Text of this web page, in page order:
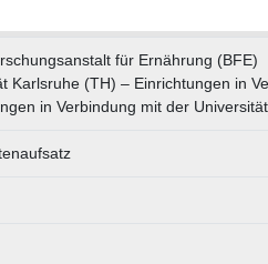
für Ernährung (BFE)
Karlsruhe (TH) – Einrichtungen in
in Verbindung mit der